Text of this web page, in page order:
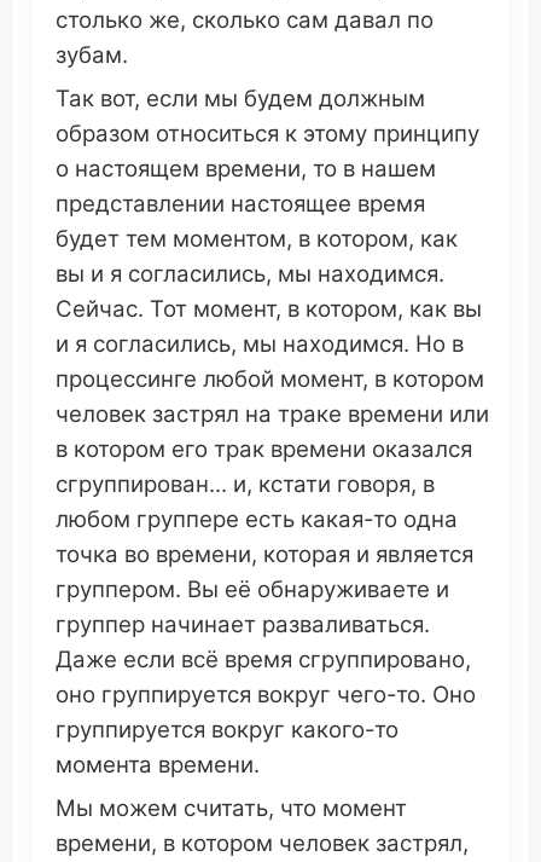
столько же, сколько сам давал по
зубам.
Так вот, если мы будем должным
образом относиться к этому принципу
о настоящем времени, то в нашем
представлении настоящее время
будет тем моментом, в котором, как
вы и я согласились, мы находимся.
Сейчас. Тот момент, в котором, как вы
и я согласились, мы находимся. Но в
процессинге любой момент, в котором
человек застрял на траке времени или
в котором его трак времени оказался
сгруппирован... и, кстати говоря, в
любом группере есть какая-то одна
точка во времени, которая и является
группером. Вы её обнаруживаете и
группер начинает разваливаться.
Даже если всё время сгруппировано,
оно группируется вокруг чего-то. Оно
группируется вокруг какого-то
момента времени.
Мы можем считать, что момент
времени, в котором человек застрял,